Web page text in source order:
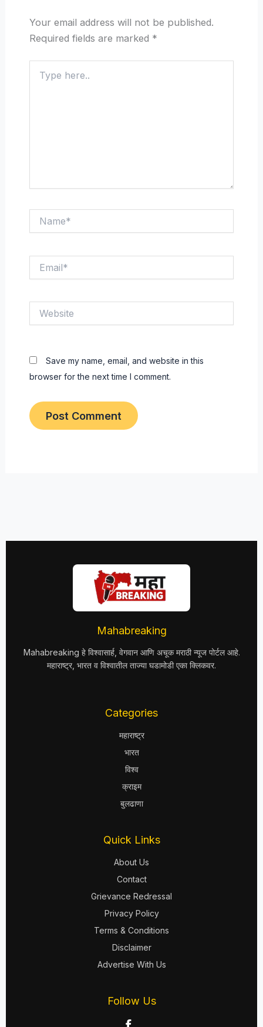
Your email address will not be published.
Required fields are marked *
here..
Save my name, email, and website in this
browser for the next time I comment.
Mahabreaking
Mahabreaking हे विश्वासार्ह, वेगवान आणि अचूक मराठी न्यूज पोर्टल आहे.
महाराष्ट्र, भारत व विश्वातील ताज्या घडामोडी एका क्लिकवर.
Categories
महाराष्ट्र
भारत
विश्व
क्राइम
बुलढाणा
Quick Links
About Us
Contact
Grievance Redressal
Privacy Policy
Terms & Conditions
Disclaimer
Advertise With Us
Follow Us